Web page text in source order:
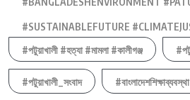
#SUSTAINABLEFUTURE
#পটুয়াখালী #হত্যা #মামলা #কালীগঞ্জ
#পটুয়াখালী_সংবাদ #বাংলাদেশশিক্ষাব্যবস্থা